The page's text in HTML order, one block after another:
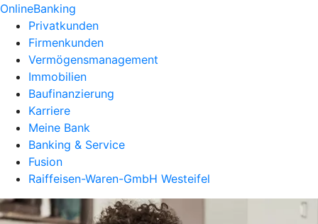
OnlineBanking
Privatkunden
Firmenkunden
Vermögensmanagement
Immobilien
Baufinanzierung
Karriere
Meine Bank
Banking & Service
Fusion
Raiffeisen-Waren-GmbH Westeifel